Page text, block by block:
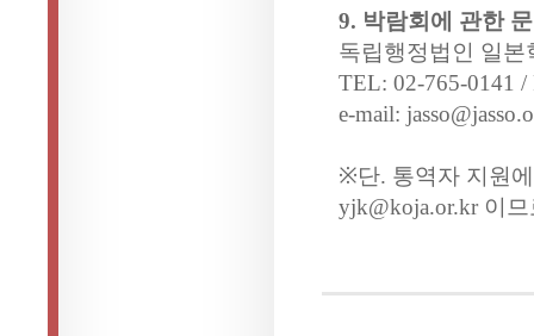
9. 박람회에 관한
독립행정법인 일
TEL: 02-765-0141
e-mail:
※단. 통역자 지원
yjk@koja.or.kr 이